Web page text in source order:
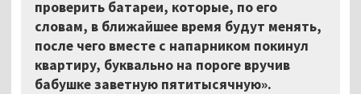
проверить батареи, которые, по его
словам, в ближайшее время будут менять,
после чего вместе с напарником покинул
квартиру, буквально на пороге вручив
бабушке заветную пятитысячную».